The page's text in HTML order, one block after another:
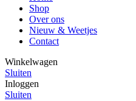
Shop
Over ons
Nieuw & Weetjes
Contact
Winkelwagen
Sluiten
Inloggen
Sluiten